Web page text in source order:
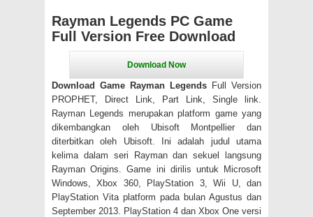
Rayman Legends PC Game
Full Version Free Download
Download Game Rayman Legends Full Version
PROPHET, Direct Link, Part Link, Single link.
Rayman Legends merupakan platform game yang
dikembangkan oleh Ubisoft Montpellier dan
diterbitkan oleh Ubisoft. Ini adalah judul utama
kelima dalam seri Rayman dan sekuel langsung
Rayman Origins. Game ini dirilis untuk Microsoft
Windows, Xbox 360, PlayStation 3, Wii U, dan
PlayStation Vita platform pada bulan Agustus dan
September 2013. PlayStation 4 dan Xbox One versi